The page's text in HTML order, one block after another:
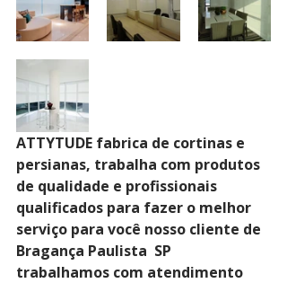
ATTYTUDE fabrica de cortinas e
persianas, trabalha com produtos
de qualidade e profissionais
qualificados para fazer o melhor
serviço para você nosso cliente de
Bragança Paulista  SP
trabalhamos com atendimento